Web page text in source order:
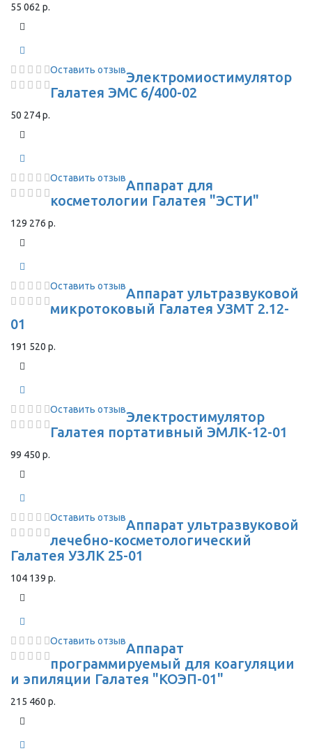
55 062 р.
Оставить отзывЭлектромиостимулятор
Галатея ЭМС 6/400-02
50 274 р.
Оставить отзывАппарат для
косметологии Галатея "ЭСТИ"
129 276 р.
Оставить отзывАппарат ультразвуковой
микротоковый Галатея УЗМТ 2.12-
01
191 520 р.
Оставить отзывЭлектростимулятор
Галатея портативный ЭМЛК-12-01
99 450 р.
Оставить отзывАппарат ультразвуковой
лечебно-косметологический
Галатея УЗЛК 25-01
104 139 р.
Оставить отзывАппарат
программируемый для коагуляции
и эпиляции Галатея "КОЭП-01"
215 460 р.